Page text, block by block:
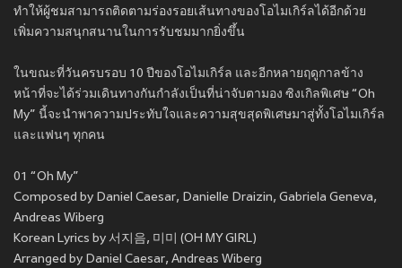
ทำให้ผู้ชมสามารถติดตามร่องรอยเส้นทางของโอไมเกิร์ลได้อีกด้วย
เพิ่มความสนุกสนานในการรับชมมากยิ่งขึ้น
ในขณะที่วันครบรอบ 10 ปีของโอไมเกิร์ล และอีกหลายฤดูกาลข้าง
หน้าที่จะได้ร่วมเดินทางกันกำลังเป็นที่น่าจับตามอง ซิงเกิลพิเศษ “Oh
My” นี้จะนำพาความประทับใจและความสุขสุดพิเศษมาสู่ทั้งโอไมเกิร์ล
และแฟนๆ ทุกคน
01 “Oh My”
Composed by Daniel Caesar, Danielle Draizin, Gabriela Geneva,
Andreas Wiberg
Korean Lyrics by 서지음, 미미 (OH MY GIRL)
Arranged by Daniel Caesar, Andreas Wiberg